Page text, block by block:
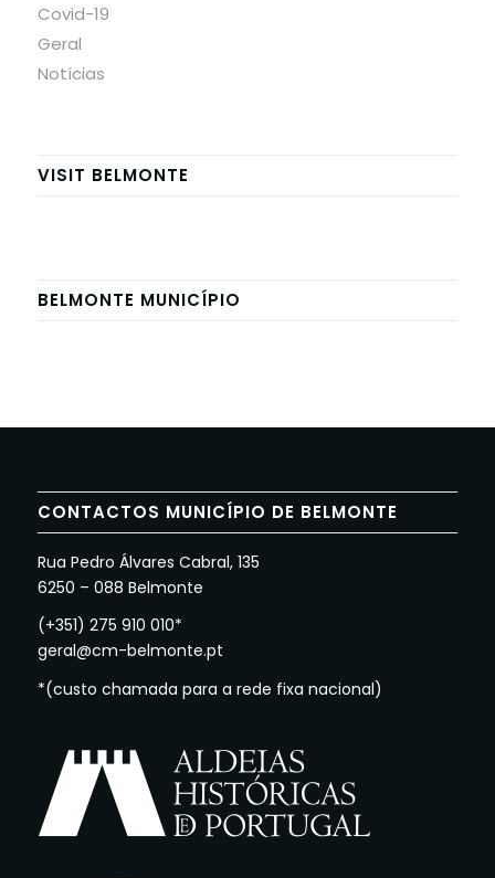
Covid-19
Geral
Notícias
VISIT BELMONTE
BELMONTE MUNICÍPIO
CONTACTOS MUNICÍPIO DE BELMONTE
Rua Pedro Álvares Cabral, 135
6250 – 088 Belmonte
(+351) 275 910 010*
geral@cm-belmonte.pt
*(custo chamada para a rede fixa nacional)